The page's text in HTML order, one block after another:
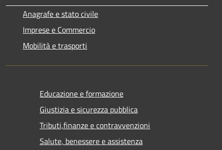
Anagrafe e stato civile
Imprese e Commercio
Mobilità e trasporti
Educazione e formazione
Giustizia e sicurezza pubblica
Tributi,finanze e contravvenzioni
Salute, benessere e assistenza